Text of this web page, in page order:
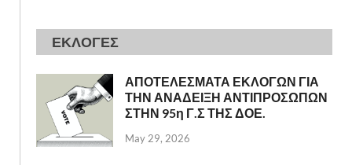
ΕΚΛΟΓΕΣ
ΑΠΟΤΕΛΕΣΜΑΤΑ ΕΚΛΟΓΩΝ ΓΙΑ
ΤΗΝ ΑΝΑΔΕΙΞΗ ΑΝΤΙΠΡΟΣΩΠΩΝ
ΣΤΗΝ 95η Γ.Σ ΤΗΣ ΔΟΕ.
May 29, 2026